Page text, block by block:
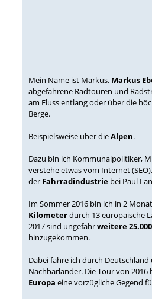
Mein Name ist Markus. Markus
abgefahrene Radtouren und
am Fluss entlang oder über die
Berge.
Beispielsweise über dieAlpen.
Dazu bin ich Kommunalpolitiker,
verstehe etwas vom Internet
der Fahrradindustrie bei Paul
Im Sommer 2016 bin ich in 2
Kilometerdurch 13 europäische
2017 sind ungefährweitere
hinzugekommen.
Dabei fahre ich durch Deutschland
Nachbarländer. Die Tour von 2016
Europa eine vorzügliche Gegend